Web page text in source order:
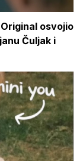
osvojio
Čuljak i